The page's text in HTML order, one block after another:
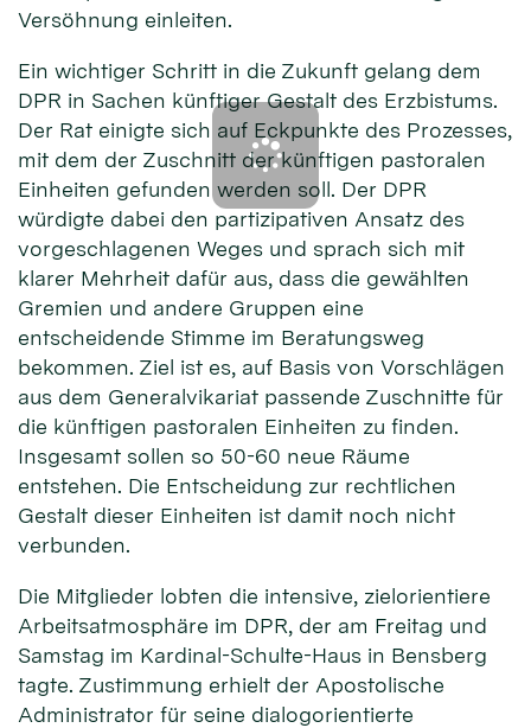
Versöhnung einleiten.
Ein wichtiger Schritt in die Zukunft gelang dem
DPR in Sachen künftiger Gestalt des Erzbistums.
Der Rat einigte sich auf Eckpunkte des Prozesses,
mit dem der Zuschnitt der künftigen pastoralen
Einheiten gefunden werden soll. Der DPR
würdigte dabei den partizipativen Ansatz des
vorgeschlagenen Weges und sprach sich mit
klarer Mehrheit dafür aus, dass die gewählten
Gremien und andere Gruppen eine
entscheidende Stimme im Beratungsweg
bekommen. Ziel ist es, auf Basis von Vorschlägen
aus dem Generalvikariat passende Zuschnitte für
die künftigen pastoralen Einheiten zu finden.
Insgesamt sollen so 50-60 neue Räume
entstehen. Die Entscheidung zur rechtlichen
Gestalt dieser Einheiten ist damit noch nicht
verbunden.
Die Mitglieder lobten die intensive, zielorientiere
Arbeitsatmosphäre im DPR, der am Freitag und
Samstag im Kardinal-Schulte-Haus in Bensberg
tagte. Zustimmung erhielt der Apostolische
Administrator für seine dialogorientierte